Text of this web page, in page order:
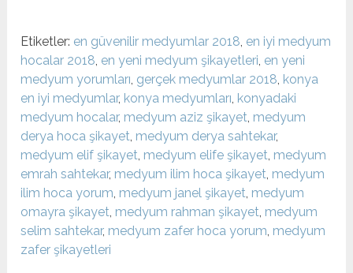
Etiketler: en güvenilir medyumlar 2018, en iyi medyum
hocalar 2018, en yeni medyum şikayetleri, en yeni
medyum yorumları, gerçek medyumlar 2018, konya
en iyi medyumlar, konya medyumları, konyadaki
medyum hocalar, medyum aziz şikayet, medyum
derya hoca şikayet, medyum derya sahtekar,
medyum elif şikayet, medyum elife şikayet, medyum
emrah sahtekar, medyum ilim hoca şikayet, medyum
ilim hoca yorum, medyum janel şikayet, medyum
omayra şikayet, medyum rahman şikayet, medyum
selim sahtekar, medyum zafer hoca yorum, medyum
zafer şikayetleri